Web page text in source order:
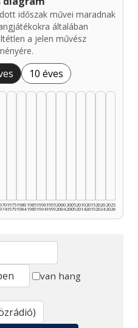
időszak művei maradnak
általában
a jelen művész
10 éves
1975
1979
1980
1984
1985
1989
1990
1994
1995
1999
2000
2004
2005
2009
2010
2014
2015
2019
2020
2024
2025
2026
van hang